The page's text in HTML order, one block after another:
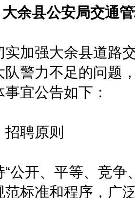
大余县公安局交通
强大余县道路交
队警力不足的问题
宜公告如下：
聘原则
开、平等、竞争
范标准和程序，广